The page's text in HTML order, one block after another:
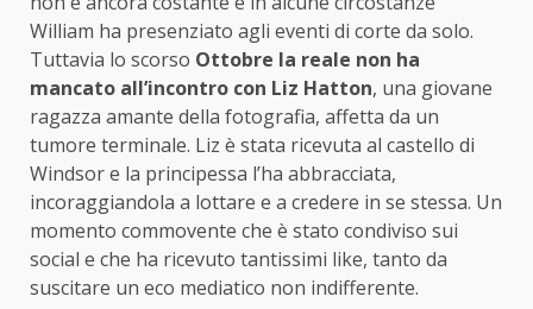
William ha presenziato agli eventi di corte da solo.
Tuttavia lo scorso Ottobre la reale non ha
mancato all’incontro con Liz Hatton, una giovane
ragazza amante della fotografia, affetta da un
tumore terminale. Liz è stata ricevuta al castello di
Windsor e la principessa l’ha abbracciata,
incoraggiandola a lottare e a credere in se stessa. Un
momento commovente che è stato condiviso sui
social e che ha ricevuto tantissimi like, tanto da
suscitare un eco mediatico non indifferente.